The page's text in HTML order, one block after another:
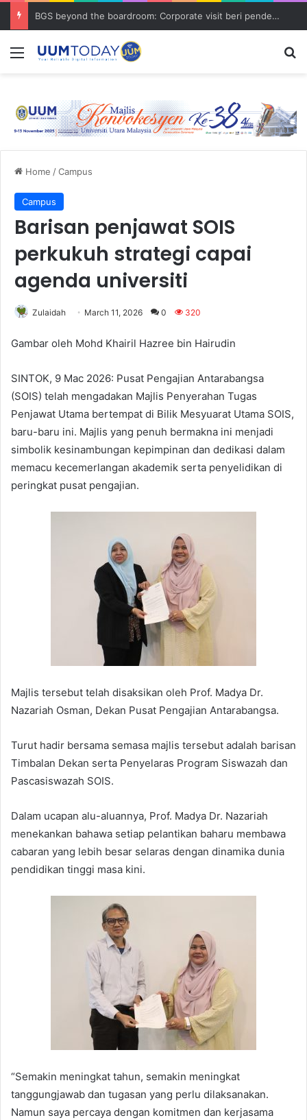
BGS beyond the boardroom: Corporate visit beri pendedahan dunia korporat kepada PELAJAR UUM
Menu
Home /Campus
Campus
Barisan penjawat SOIS
perkukuh strategi capai
agenda universiti
Zulaidah March 11, 2026 0 320
Gambar oleh Mohd Khairil Hazree bin Hairudin
SINTOK, 9 Mac 2026: Pusat Pengajian Antarabangsa
(SOIS) telah mengadakan Majlis Penyerahan Tugas
Penjawat Utama bertempat di Bilik Mesyuarat Utama SOIS,
baru-baru ini. Majlis yang penuh bermakna ini menjadi
simbolik kesinambungan kepimpinan dan dedikasi dalam
memacu kecemerlangan akademik serta penyelidikan di
peringkat pusat pengajian.
Majlis tersebut telah disaksikan oleh Prof. Madya Dr.
Nazariah Osman, Dekan Pusat Pengajian Antarabangsa.
Turut hadir bersama semasa majlis tersebut adalah barisan
Timbalan Dekan serta Penyelaras Program Siswazah dan
Pascasiswazah SOIS.
Dalam ucapan alu-aluannya, Prof. Madya Dr. Nazariah
menekankan bahawa setiap pelantikan baharu membawa
cabaran yang lebih besar selaras dengan dinamika dunia
pendidikan tinggi masa kini.
“Semakin meningkat tahun, semakin meningkat
tanggungjawab dan tugasan yang perlu dilaksanakan.
Namun saya percaya dengan komitmen dan kerjasama